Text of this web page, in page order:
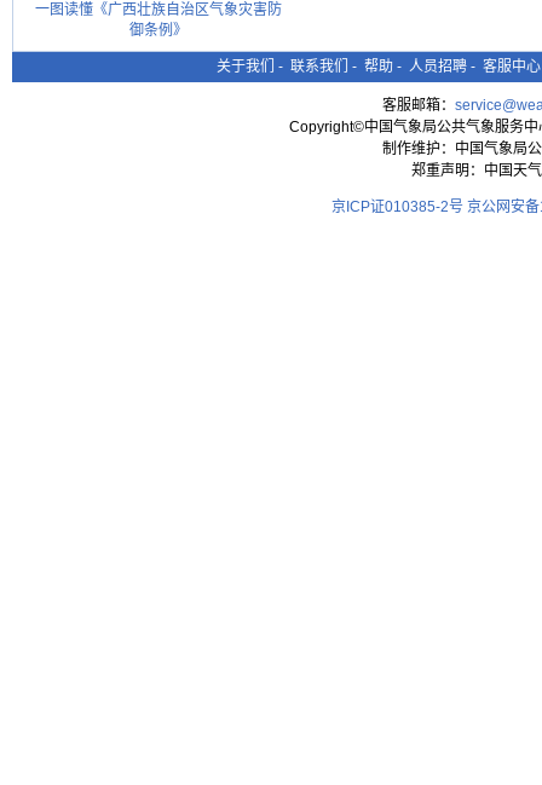
一图读懂《广西壮族自治区气象灾害防
御条例》
关于我们 - 联系我们 - 帮助 - 人员招聘 - 客服中心
客服邮箱：
Copyright©中国气象局公共气象服务
制作维护：中国气象局
郑重声明：中国天
京ICP证010385-2号 京公网安